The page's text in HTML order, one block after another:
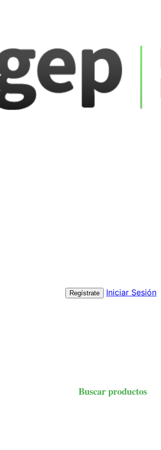
Regístrate Iniciar Sesión
Buscar productos